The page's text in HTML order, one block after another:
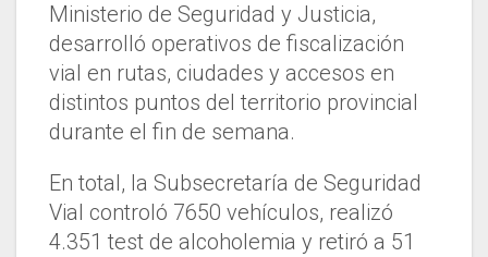
Ministerio de Seguridad y Justicia,
desarrolló operativos de fiscalización
vial en rutas, ciudades y accesos en
distintos puntos del territorio provincial
durante el fin de semana.
En total, la Subsecretaría de Seguridad
Vial controló 7650 vehículos, realizó
4.351 test de alcoholemia y retiró a 51